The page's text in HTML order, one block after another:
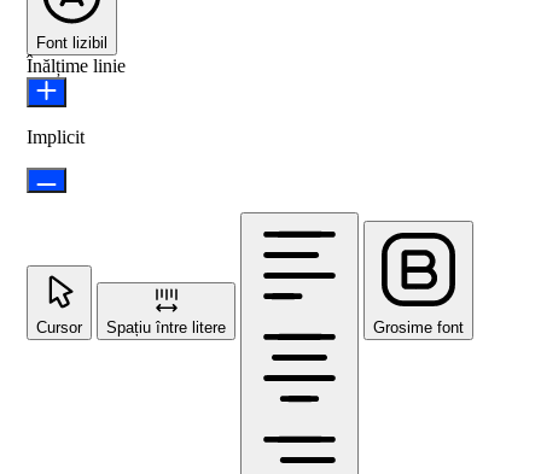
Font lizibil
Înălțime linie
Implicit
Cursor Spațiu între litere Grosime font